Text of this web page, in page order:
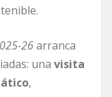
26arranca
una visita
,